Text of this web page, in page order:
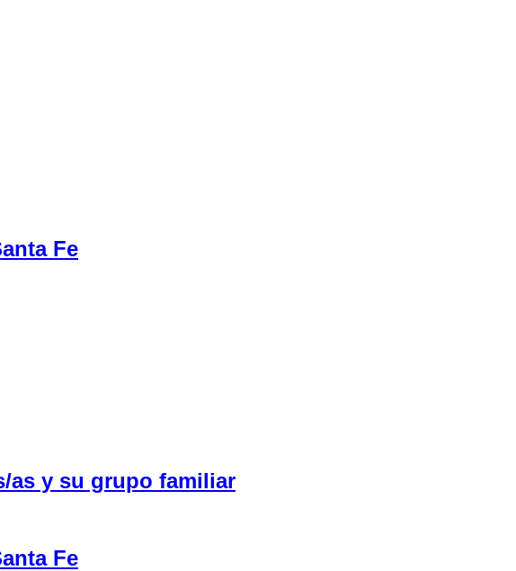
Fe
as y su grupo familiar
Fe